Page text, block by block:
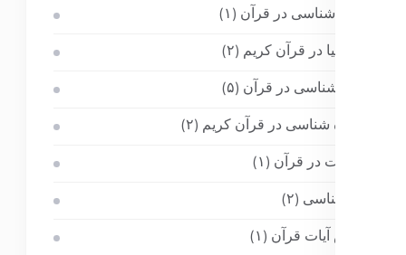
جانور شناسی در قرآن (۱)
جغرافیا در قرآن کریم (۲)
جنین شناسی در قرآن (۵)
حشره شناسی در قرآن کریم (۲)
حیوانات در قرآن (۱)
خدا شناسی (۲)
خواص آیات قرآن (۱)